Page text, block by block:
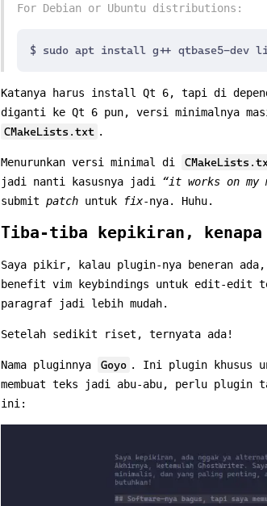
For Debian or Ubuntu distributions:
Katanya harus install Qt 6, tapi di
diganti ke Qt 6 pun, versi minimalnya
CMakeLists.txt .
Menurunkan versi minimal di
jadi nanti kasusnya jadi “it works on my
submit patch untuk fix-nya. Huhu.
Tiba-tiba kepikiran,
Saya pikir, kalau plugin-nya beneran ada,
benefit vim keybindings untuk edit-edit
paragraf jadi lebih mudah.
Setelah sedikit riset, ternyata ada!
Nama pluginnya Goyo . Ini plugin khusus
membuat teks jadi abu-abu, perlu plugin
ini: